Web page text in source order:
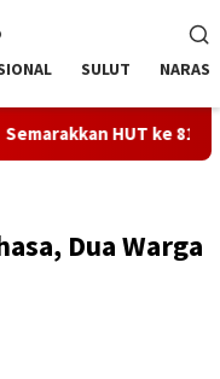
SULUT NARASI
ke 81 RI, PLN Dorong
Dua Warga